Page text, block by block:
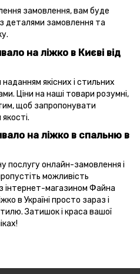
замовлення, вам буде
з деталями замовлення та
на ліжко в Києві від
якісних і стильних
Ціни на наші товари розумні,
щоб запропонувати
на ліжко в спальню в
послугу онлайн-замовлення і
можливість
інтернет-магазином Файна
в Україні просто зараз і
Затишок і краса вашої